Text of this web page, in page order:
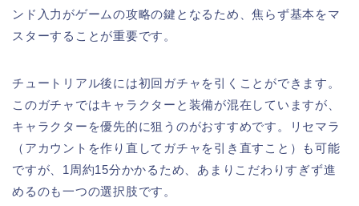
ンド入力がゲームの攻略の鍵となるため、焦らず基本をマ
スターすることが重要です。
チュートリアル後には初回ガチャを引くことができます。
このガチャではキャラクターと装備が混在していますが、
キャラクターを優先的に狙うのがおすすめです。リセマラ
（アカウントを作り直してガチャを引き直すこと）も可能
ですが、1周約15分かかるため、あまりこだわりすぎず進
めるのも一つの選択肢です。